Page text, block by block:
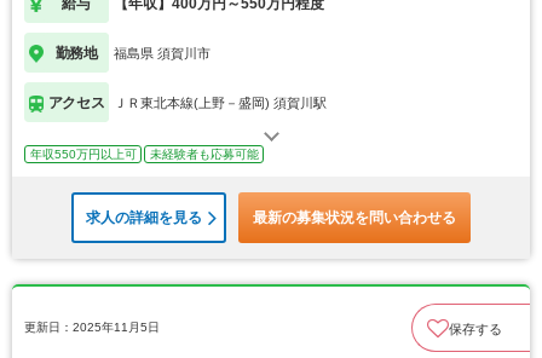
給与 【年収】400万円～550万円程度
勤務地 福島県 須賀川市
アクセス ＪＲ東北本線(上野－盛岡) 須賀川駅
年収550万円以上可 未経験者も応募可能
求人の詳細を見る 最新の募集状況を問い合わせる
更新日：2025年11月5日 保存する